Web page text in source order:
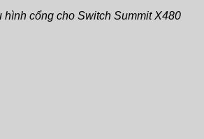
hình cổng cho Switch Summit X480